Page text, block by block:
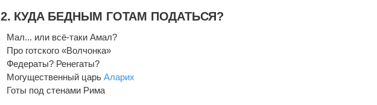
2. КУДА БЕДНЫМ ГОТАМ ПОДАТЬСЯ?
Мал... или всё-таки Амал?
Про готского «Волчонка»
Федераты? Ренегаты?
Могущественный царьАларих
Готы под стенами Рима